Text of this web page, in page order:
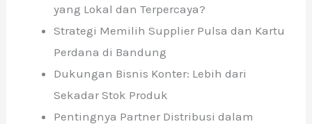
yang Lokal dan Terpercaya?
Strategi Memilih Supplier Pulsa dan Kartu
Perdana di Bandung
Dukungan Bisnis Konter: Lebih dari
Sekadar Stok Produk
Pentingnya Partner Distribusi dalam